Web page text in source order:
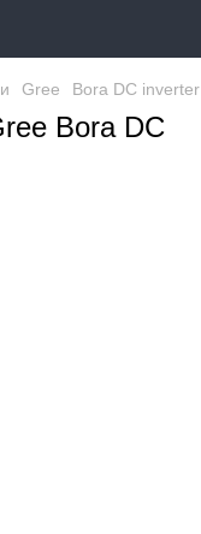
Gree Bora DC
Bora DC